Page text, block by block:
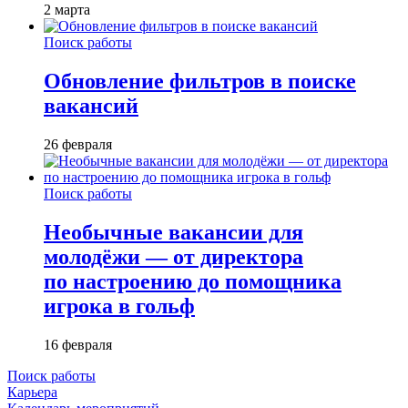
2 марта
Поиск работы
Обновление фильтров в поиске
вакансий
26 февраля
Поиск работы
Необычные вакансии для
молодёжи — от директора
по настроению до помощника
игрока в гольф
16 февраля
Поиск работы
Карьера